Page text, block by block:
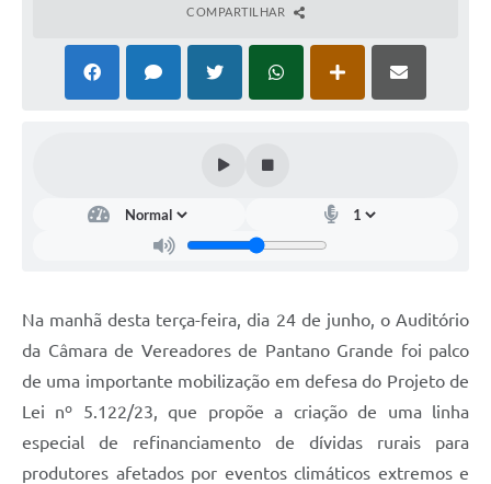
COMPARTILHAR
Na manhã desta terça-feira, dia 24 de junho, o Auditório
da Câmara de Vereadores de Pantano Grande foi palco
de uma importante mobilização em defesa do Projeto de
Lei nº 5.122/23, que propõe a criação de uma linha
especial de refinanciamento de dívidas rurais para
produtores afetados por eventos climáticos extremos e